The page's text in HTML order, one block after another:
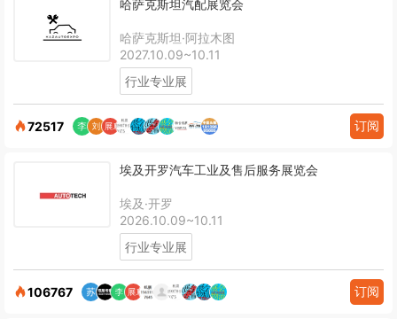
哈萨克斯坦汽配展览会
哈萨克斯坦·阿拉木图
2027.10.09~10.11
行业专业展
72517 订阅
埃及开罗汽车工业及售后服务展览会
埃及·开罗
2026.10.09~10.11
行业专业展
106767 订阅